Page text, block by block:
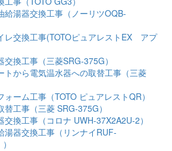
給湯器交換工事（ノーリツOQB-
レ交換工事(TOTOピュアレストEX アプ
換工事（三菱SRG-375G）
トから電気温水器への取替工事（三菱
ーム工事（TOTO ピュアレストQR）
工事（三菱 SRG-375G）
交換工事（コロナ UWH-37X2A2U-2）
湯器交換工事（リンナイRUF-